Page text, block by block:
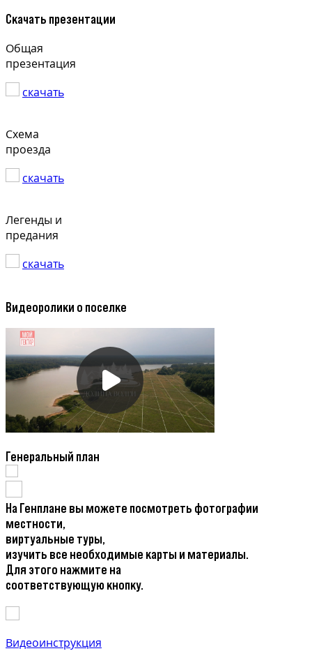
Скачать презентации
Общая
презентация
скачать
Схема
проезда
скачать
Легенды и
предания
скачать
Видеоролики о поселке
Генеральный план
На Генплане вы можете посмотреть фотографии
местности,
виртуальные туры,
изучить все необходимые карты и материалы.
Для этого нажмите на
соответствующую кнопку.
Видеоинструкция